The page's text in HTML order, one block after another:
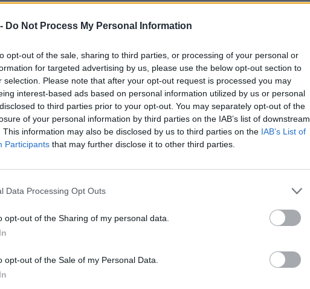
Do Not Process My Personal Information
opt-out of the sale, sharing to third parties, or processing of your personal or
for targeted advertising by us, please use the below opt-out section to
selection. Please note that after your opt-out request is processed you may
interest-based ads based on personal information utilized by us or personal
to third parties prior to your opt-out. You may separately opt-out of the
of your personal information by third parties on the IAB’s list of downstream
This information may also be disclosed by us to third parties on the IAB’s List of
Participants that may further disclose it to other third parties.
Data Processing Opt Outs
opt-out of the Sharing of my personal data.
opt-out of the Sale of my Personal Data.
€ 62.602
Fatturato per dipendente
pubblici per un totale di 156.455 euro (2022–2024).
27.172 euro